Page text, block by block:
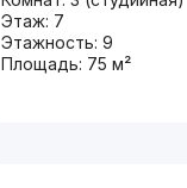
Этаж: 7
Этажность: 9
Площадь: 75 м²